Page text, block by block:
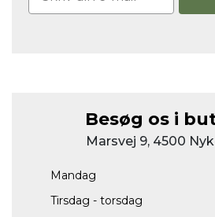
Besøg os i
Marsvej 9, 4500
Mandag
Tirsdag - torsdag